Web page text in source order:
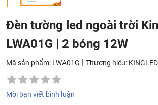
Đèn tường led ngoài trời
LWA01G | 2 bóng 12W
Mã sản phẩm: LWA01G | Thương hiệu: KINGLED
Mời bạn viết bình luận